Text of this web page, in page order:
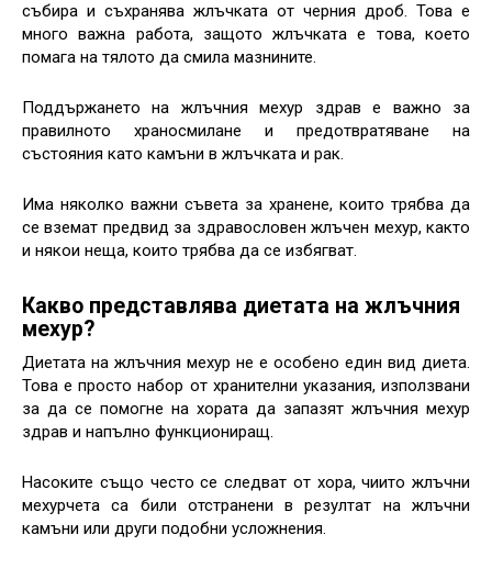
събира и съхранява жлъчката от черния дроб. Това е
много важна работа, защото жлъчката е това, което
помага на тялото да смила мазнините.
Поддържането на жлъчния мехур здрав е важно за
правилното храносмилане и предотвратяване на
състояния като камъни в жлъчката и рак.
Има няколко важни съвета за хранене, които трябва да
се вземат предвид за здравословен жлъчен мехур, както
и някои неща, които трябва да се избягват.
Какво представлява диетата на жлъчния
мехур?
Диетата на жлъчния мехур не е особено един вид диета.
Това е просто набор от хранителни указания, използвани
за да се помогне на хората да запазят жлъчния мехур
здрав и напълно функциониращ.
Насоките също често се следват от хора, чиито жлъчни
мехурчета са били отстранени в резултат на жлъчни
камъни или други подобни усложнения.